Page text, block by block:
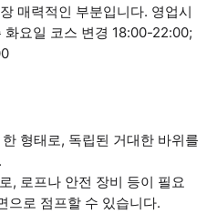
매력적인 부분입니다. 영업시
요일 코스 변경 18:00-22:00;
형태로, 독립된 거대한 바위를
, 로프나 안전 장비 등이 필요
으로 점프할 수 있습니다.